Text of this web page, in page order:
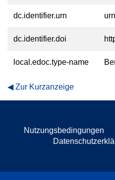
dc.identifier.urn
dc.identifier.doi
local.edoc.type-name
Zur Kurzanzeige
Nutzungsbedingungen